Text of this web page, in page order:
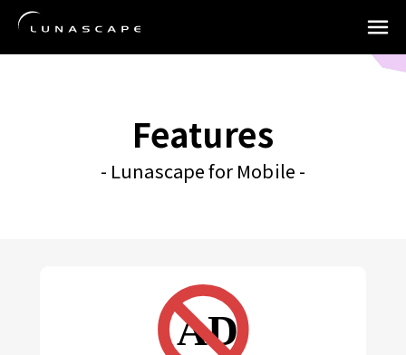
Features
- Lunascape for Mobile -